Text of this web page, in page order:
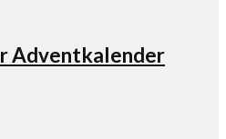
Adventkalender